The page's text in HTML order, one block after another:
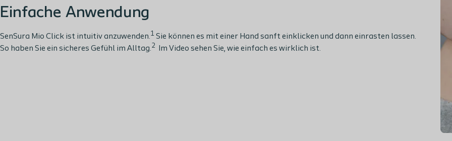
Einfache Anwendung
SenSura Mio Click ist intuitivanzuwenden.1 Sie können es miteiner Hand sanfteinklicken und dann einrasten lassen.
So haben Sie ein sicheres Gefühl im Alltag.2 Im Video sehen Sie, wie einfach es wirklich ist.